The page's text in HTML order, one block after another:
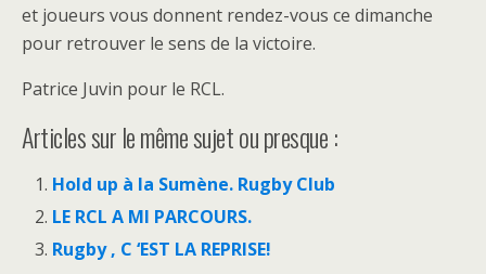
et joueurs vous donnent rendez-vous ce dimanche
pour retrouver le sens de la victoire.
Patrice Juvin pour le RCL.
Articles sur le même sujet ou presque :
Hold up à la Sumène. Rugby Club
LE RCL A MI PARCOURS.
Rugby , C ‘EST LA REPRISE!